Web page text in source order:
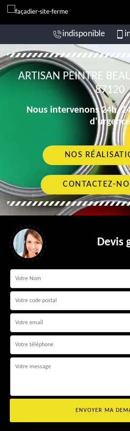
indisponible
ARTISAN PEINTRE
87120
Nous intervenons 24h/
d'urgence
NOS
CONTACTEZ-
Devis